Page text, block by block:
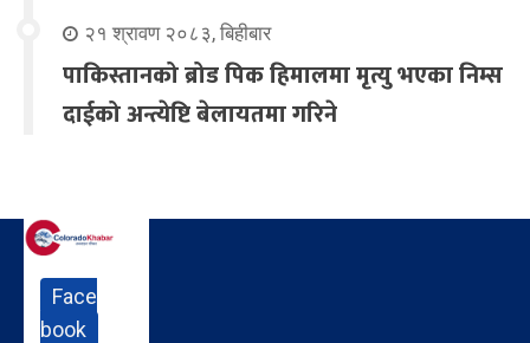
२१ श्रावण २०८३, बिहीबार
पाकिस्तानको ब्रोड पिक हिमालमा मृत्यु भएका निम्स
दाईको अन्त्येष्टि बेलायतमा गरिने
Face
book